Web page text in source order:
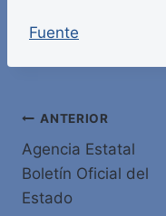
Fuente
Navegación
de
entradas
ANTERIOR
Agencia Estatal
Boletín Oficial del
Estado